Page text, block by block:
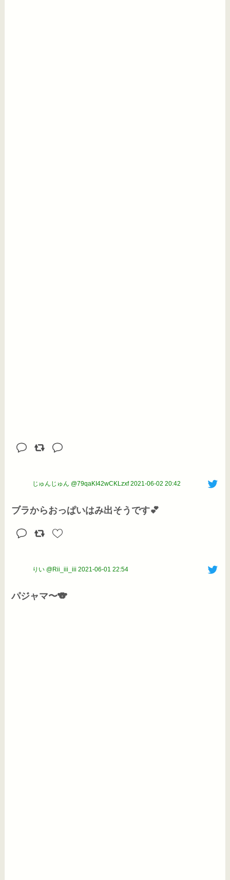
じゅんじゅん @79qaKI42wCKLzxf 2021-06-02 20:42
ブラからおっぱいはみ出そうです💕
りい @Rii_iii_iii 2021-06-01 22:54
パジャマ〜🐨